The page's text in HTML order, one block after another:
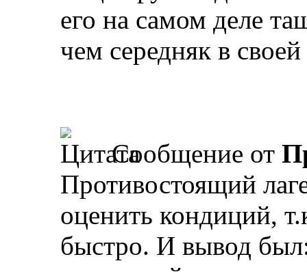
его на самом деле
чем середняк в
Сообщение от
Противостоящий
оценить кондиций,
быстро. И вывод